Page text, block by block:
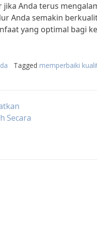
Anda terus
Anda semakin
yang optimal bagi
Tagged memperbaiki
Secara